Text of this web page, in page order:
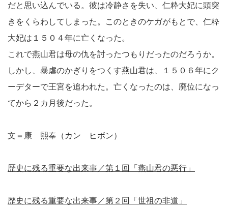
だと思い込んでいる。彼は冷静さを失い、仁粋大妃に頭突
きをくらわしてしまった。このときのケガがもとで、仁粋
大妃は１５０４年に亡くなった。
これで燕山君は母の仇を討ったつもりだったのだろうか。
しかし、暴虐のかぎりをつくす燕山君は、１５０６年にク
ーデターで王宮を追われた。亡くなったのは、廃位になっ
てから２カ月後だった。
文＝康 熙奉（カン ヒボン）
歴史に残る重要な出来事／第１回「燕山君の悪行」
歴史に残る重要な出来事／第２回「世祖の非道」